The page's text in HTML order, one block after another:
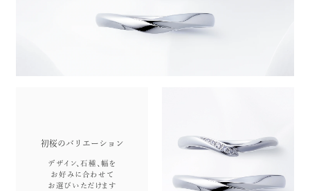
初桜のバリエーション
デザイン、石種、幅を
お好みに合わせて
お選びいただけます